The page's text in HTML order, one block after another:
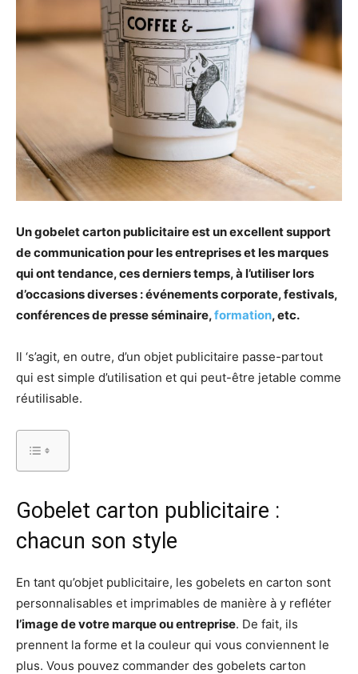
Un gobelet carton publicitaire est un excellent support
de communication pour les entreprises et les marques
qui ont tendance, ces derniers temps, à l’utiliser lors
d’occasions diverses : événements corporate, festivals,
conférences de presse séminaire,formation, etc.
Il ‘s’agit, en outre, d’un objet publicitaire passe-partout
qui est simple d’utilisation et qui peut-être jetable comme
réutilisable.
Gobelet carton publicitaire :
chacun son style
En tant qu’objet publicitaire, les gobelets en carton sont
personnalisables et imprimables de manière à y refléter
l’image de votre marque ou entreprise. De fait, ils
prennent la forme et la couleur qui vous conviennent le
plus. Vous pouvez commander des gobelets carton